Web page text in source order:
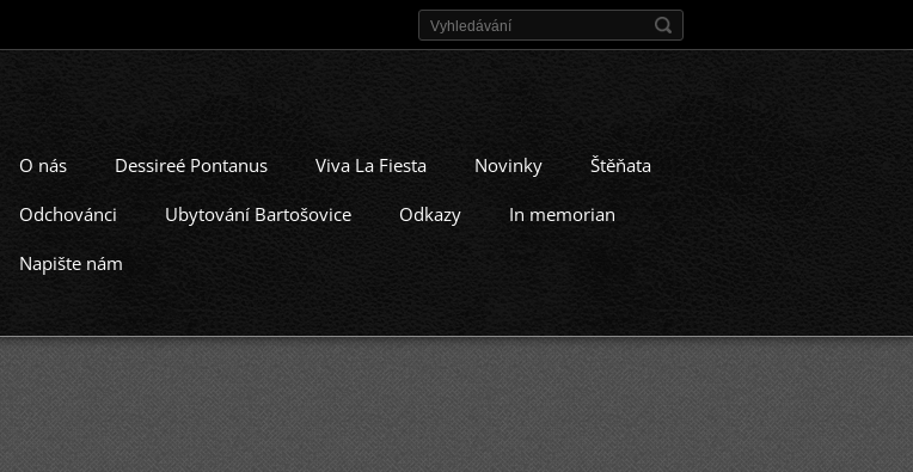
O nás Dessireé Pontanus Viva La Fiesta Novinky Štěňata
Odchovánci Ubytování Bartošovice Odkazy In memorian
Napište nám